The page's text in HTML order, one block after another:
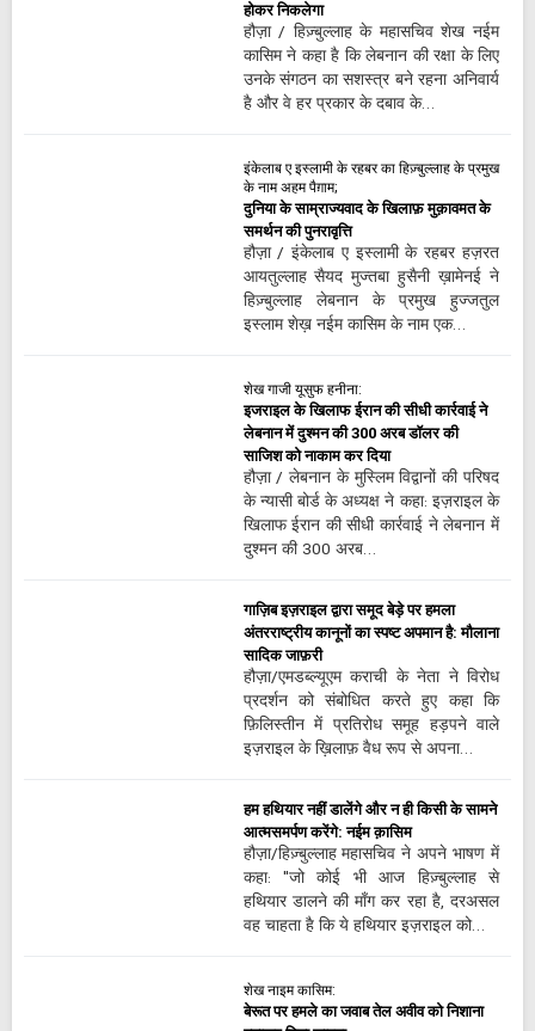
होकर निकलेगा
हौज़ा / हिज़्बुल्लाह के महासचिव शेख नईम
कासिम ने कहा है कि लेबनान की रक्षा के लिए
उनके संगठन का सशस्त्र बने रहना अनिवार्य
है और वे हर प्रकार के दबाव के…
इंकेलाब ए इस्लामी के रहबर का हिज़्बुल्लाह के प्रमुख
के नाम अहम पैग़ाम;
दुनिया के साम्राज्यवाद के खिलाफ़ मुक़ावमत के
समर्थन की पुनरावृत्ति
हौज़ा / इंकेलाब ए इस्लामी के रहबर हज़रत
आयतुल्लाह सैयद मुज्तबा हुसैनी ख़ामेनई ने
हिज़्बुल्लाह लेबनान के प्रमुख हुज्जतुल
इस्लाम शेख़ नईम कासिम के नाम एक…
शेख गाजी यूसुफ हनीना:
इजराइल के खिलाफ ईरान की सीधी कार्रवाई ने
लेबनान में दुश्मन की 300 अरब डॉलर की
साजिश को नाकाम कर दिया
हौज़ा / लेबनान के मुस्लिम विद्वानों की परिषद
के न्यासी बोर्ड के अध्यक्ष ने कहा: इज़राइल के
खिलाफ ईरान की सीधी कार्रवाई ने लेबनान में
दुश्मन की 300 अरब…
गाज़िब इज़राइल द्वारा समूद बेड़े पर हमला
अंतरराष्ट्रीय कानूनों का स्पष्ट अपमान है: मौलाना
सादिक जाफ़री
हौज़ा/एमडब्ल्यूएम कराची के नेता ने विरोध
प्रदर्शन को संबोधित करते हुए कहा कि
फ़िलिस्तीन में प्रतिरोध समूह हड़पने वाले
इज़राइल के ख़िलाफ़ वैध रूप से अपना…
हम हथियार नहीं डालेंगे और न ही किसी के सामने
आत्मसमर्पण करेंगे: नईम क़ासिम
हौज़ा/हिज़्बुल्लाह महासचिव ने अपने भाषण में
कहा: "जो कोई भी आज हिज़्बुल्लाह से
हथियार डालने की माँग कर रहा है, दरअसल
वह चाहता है कि ये हथियार इज़राइल को…
शेख नाइम कासिम:
बेरूत पर हमले का जवाब तेल अवीव को निशाना